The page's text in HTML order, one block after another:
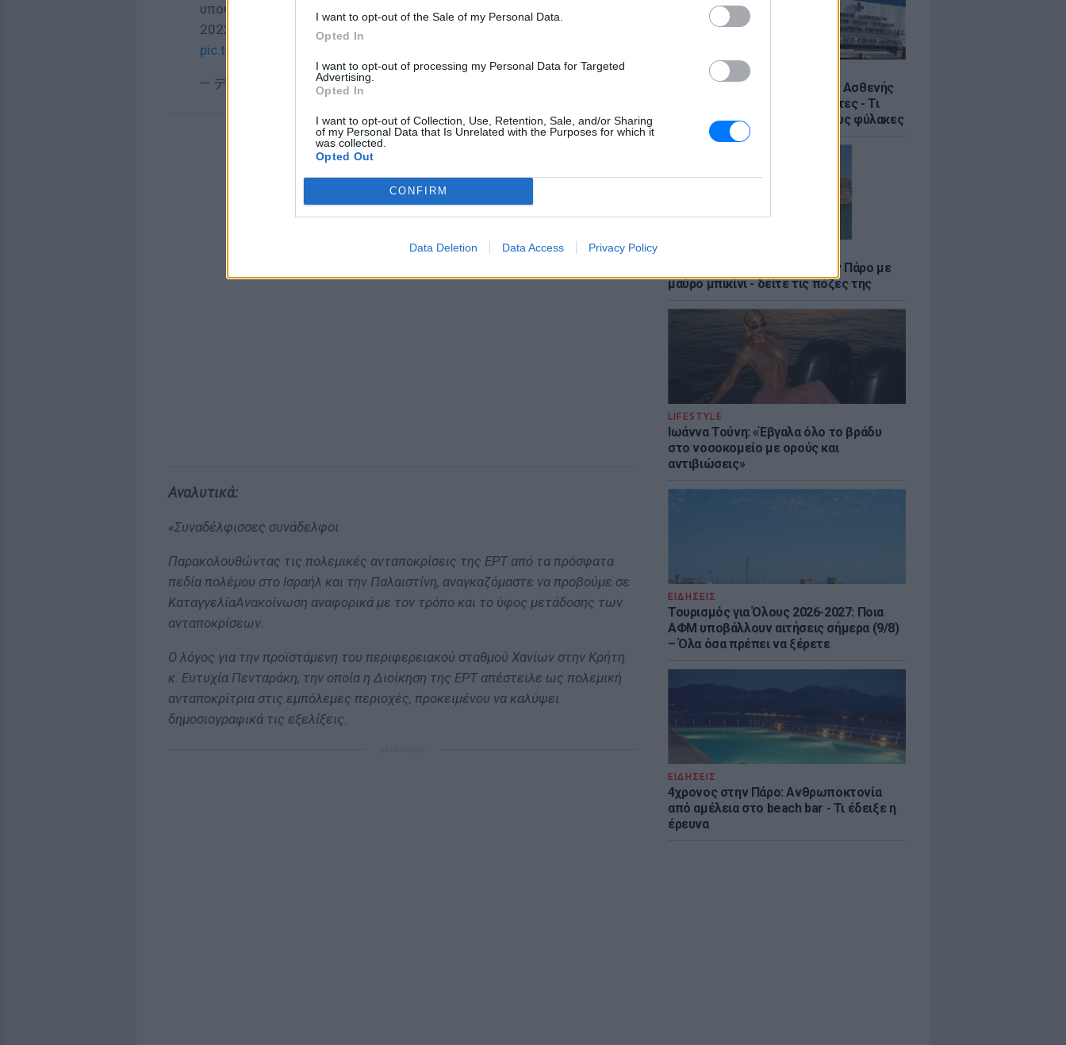
I want to opt-out of the Sale of my Personal Data.
Opted In
I want to opt-out of processing my Personal Data for Targeted
Advertising.
Opted In
I want to opt-out of Collection, Use, Retention, Sale, and/or Sharing
of my Personal Data that Is Unrelated with the Purposes for which it
was collected.
Opted Out
CONFIRM
Data Deletion Data Access Privacy Policy
ΕΙΔΗΣΕΙΣ
Επίθεση στον Ερυθρό Σταυρό: Ασθενής
χτύπησε νοσηλεύτρια σε πόρτες - Τι
καταγγέλλει η ΠΟΕΔΗΝ για τους φύλακες
Η Γαρυφαλλιά Καληφώνη στην Πάρο με
μαύρο μπικίνι - δείτε τις πόζες της
LIFESTYLE
Ιωάννα Τούνη: «Έβγαλα όλο το βράδυ
στο νοσοκομείο με ορούς και
αντιβιώσεις»
ΕΙΔΗΣΕΙΣ
Τουρισμός για Όλους 2026-2027: Ποια
ΑΦΜ υποβάλλουν αιτήσεις σήμερα (9/8)
– Όλα όσα πρέπει να ξέρετε
ΕΙΔΗΣΕΙΣ
4χρονος στην Πάρο: Ανθρωποκτονία
από αμέλεια στο beach bar - Τι έδειξε η
έρευνα
υποψήφια για το διεθνές βραβείο «Δημοσιογράφος της Χρονιάς
2022». Νε, τι;
pic.twitter.com/ayXPWbQpto
— デファクト (@panlabro)October 16, 2023
Αναλυτικά:
«Συναδέλφισσες συνάδελφοι
Παρακολουθώντας τις πολεμικές ανταποκρίσεις της ΕΡΤ από τα πρόσφατα
πεδία πολέμου στο Ισραήλ και την Παλαιστίνη, αναγκαζόμαστε να προβούμε σε
ΚαταγγελίαΑνακοίνωση αναφορικά με τον τρόπο και το ύφος μετάδοσης των
ανταποκρίσεων.
Ο λόγος για την προϊστάμενη του περιφερειακού σταθμού Χανίων στην Κρήτη
κ. Ευτυχία Πενταράκη, την οποία η Διοίκηση της ΕΡΤ απέστειλε ως πολεμική
ανταποκρίτρια στις εμπόλεμες περιοχές, προκειμένου να καλύψει
δημοσιογραφικά τις εξελίξεις.